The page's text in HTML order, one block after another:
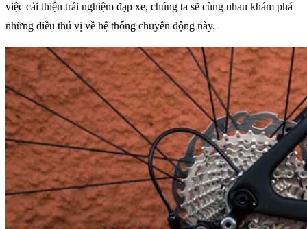
việc cải thiện trải nghiệm đạp xe, chúng ta sẽ cùng nhau khám phá
những điều thú vị về hệ thống chuyển động này.